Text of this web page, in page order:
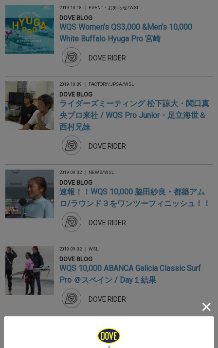
2019.10.18 ｜ EVENT・お知らせ/WSL
DOVE BLOG
WQS Women’s QS3,000 &Men’s 10,000
White Buffalo Hyuga Pro 宮崎
DOVE RIDER
2019.10.09 ｜ FACTORY/JPSA/WSL
DOVE BLOG
ライダーズミーティング 松下諒大・関口真
央プロ来社 / WQS Pro Junior・足立海世＆
西村兄妹
DOVE RIDER
2019.09.02 ｜ NEWS/WSL
DOVE BLOG
速報！！WQS 10,000 脇田紗良・都築アム
ロ/ラウンド３をワンツーフィニッシュ！！
DOVE RIDER
2019.09.02 ｜WSL
DOVE BLOG
WQS 10,000 ABANCA Galicia Classic Surf
Pro ＠スペイン / Day１結果
DOVE RIDER
JPSA 第４戦・関口真央ラウンド４へ / 前